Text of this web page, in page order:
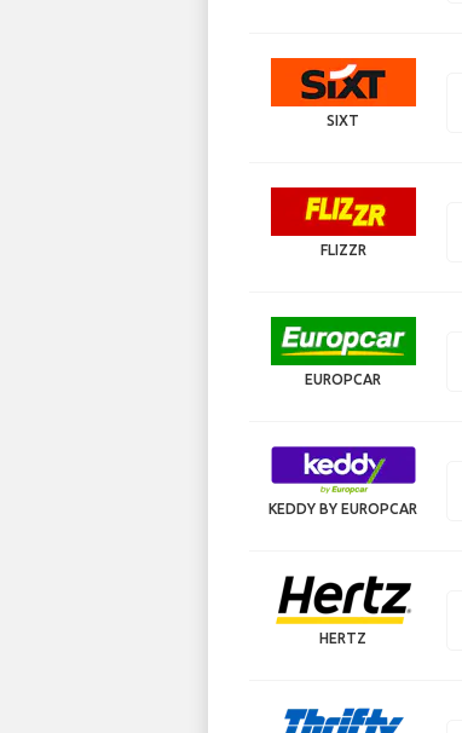
SIXT
FLIZZR
EUROPCAR
KEDDY BY EUROPCAR
HERTZ